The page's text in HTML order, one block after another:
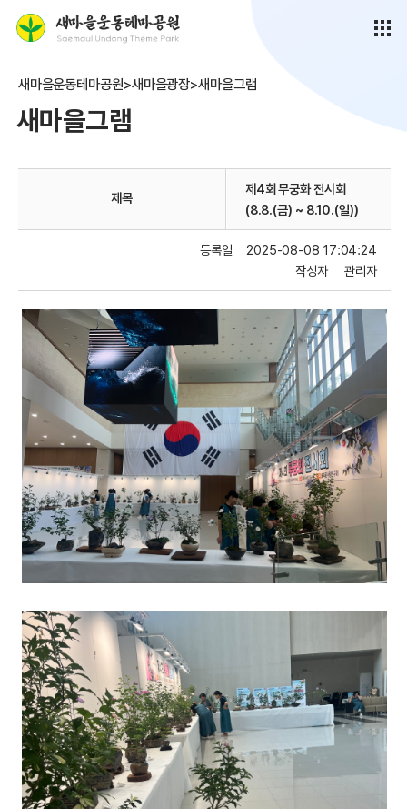
새마을운동테마공원>새마을광장>새마을그램
새마을그램
제목
제4회 무궁화 전시회
(8.8.(금) ~ 8.10.(일))
등록일
2025-08-08 17:04:24
작성자
관리자